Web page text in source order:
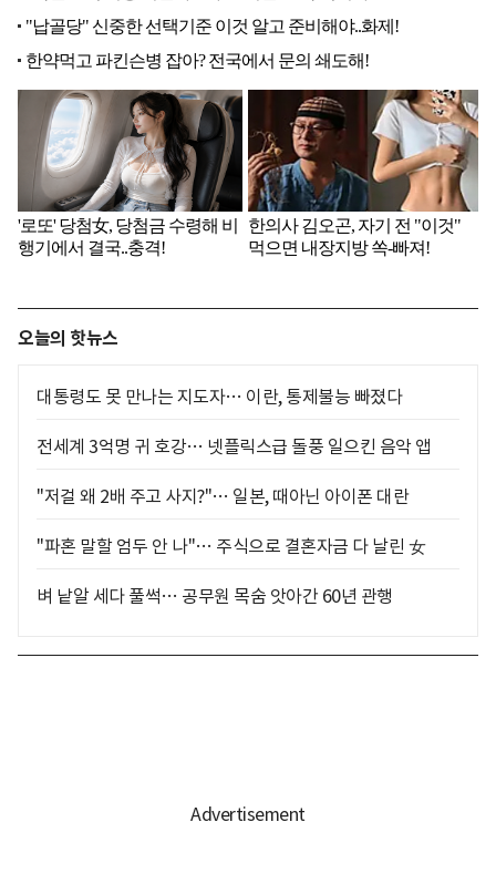
오늘의 핫뉴스
대통령도 못 만나는 지도자… 이란, 통제불능 빠졌다
전세계 3억명 귀 호강… 넷플릭스급 돌풍 일으킨 음악 앱
"저걸 왜 2배 주고 사지?"… 일본, 때아닌 아이폰 대란
"파혼 말할 엄두 안 나"… 주식으로 결혼자금 다 날린 女
벼 낱알 세다 풀썩… 공무원 목숨 앗아간 60년 관행